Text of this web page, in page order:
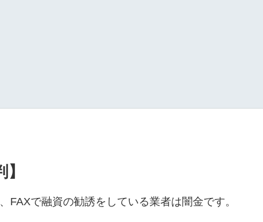
で融資の勧誘をしている業者は闇金です。